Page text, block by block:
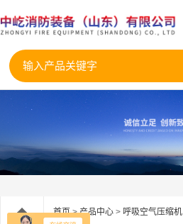
首页>产品中心 > 呼吸空气压缩机